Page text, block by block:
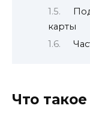
карты
Что